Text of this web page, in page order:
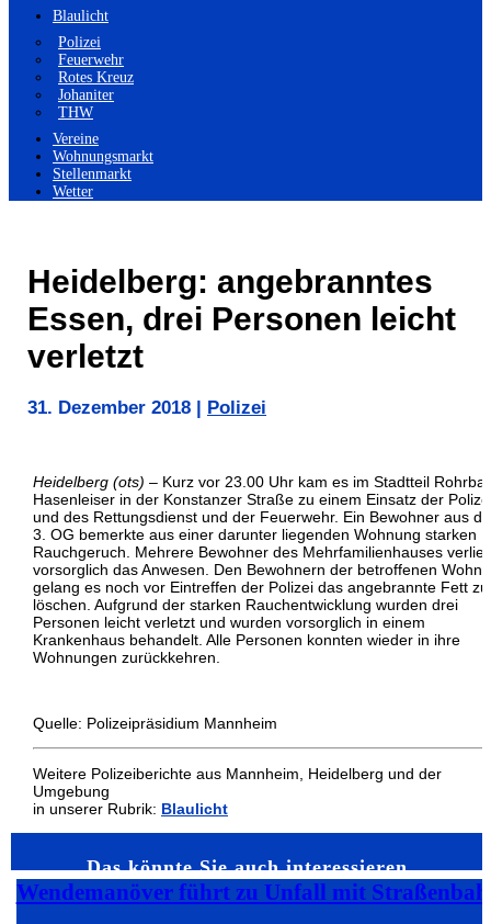
Blaulicht
Polizei
Feuerwehr
Rotes Kreuz
Johaniter
THW
Vereine
Wohnungsmarkt
Stellenmarkt
Wetter
Heidelberg: angebranntes
Essen, drei Personen leicht
verletzt
31. Dezember 2018 Polizei
Heidelberg (ots) – Kurz vor 23.00 Uhr kam es im Stadtteil
Hasenleiser in der Konstanzer Straße zu einem Einsatz der
und des Rettungsdienst und der Feuerwehr. Ein Bewohner aus
3. OG bemerkte aus einer darunter liegenden Wohnung starken
Rauchgeruch. Mehrere Bewohner des Mehrfamilienhauses
vorsorglich das Anwesen. Den Bewohnern der betroffenen
gelang es noch vor Eintreffen der Polizei das angebrannte Fett zu
löschen. Aufgrund der starken Rauchentwicklung wurden drei
Personen leicht verletzt und wurden vorsorglich in einem
Krankenhaus behandelt. Alle Personen konnten wieder in ihre
Wohnungen zurückkehren.
Quelle: Polizeipräsidium Mannheim
Weitere Polizeiberichte aus Mannheim, Heidelberg und der
Umgebung
in unserer Rubrik: Blaulicht
Das könnte Sie auch interessieren…
Wendemanöver führt zu Unfall mit